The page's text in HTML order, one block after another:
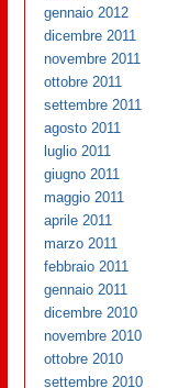
gennaio 2012
dicembre 2011
novembre 2011
ottobre 2011
settembre 2011
agosto 2011
luglio 2011
giugno 2011
maggio 2011
aprile 2011
marzo 2011
febbraio 2011
gennaio 2011
dicembre 2010
novembre 2010
ottobre 2010
settembre 2010